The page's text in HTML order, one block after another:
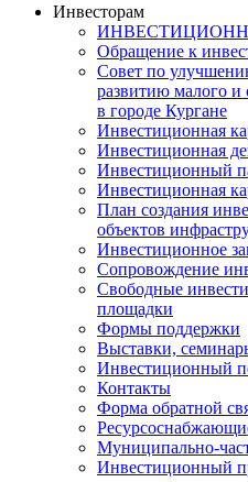
Инвесторам
Обращение к
Совет по
развитию малого и
в городе Кургане
Инвестиционная
Инвестиционная
Инвестиционный
Инвестиционная
План создания
объектов
Инвестиционное
Сопровождение
Свободные
площадки
Формы поддержки
Выставки,
Инвестиционный
Контакты
Форма обратной
Муниципально-
Инвестиционный